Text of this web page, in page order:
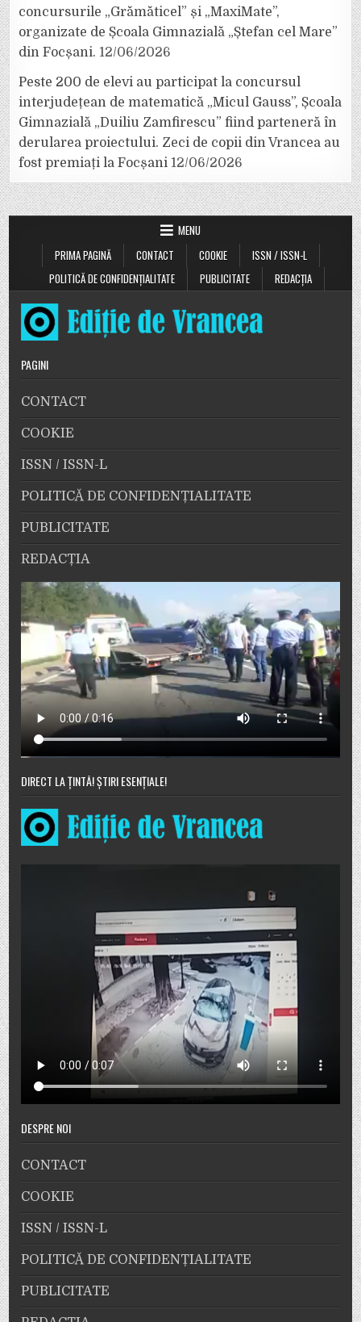
concursurile „Grămăticel” și „MaxiMate”,
organizate de Școala Gimnazială „Ștefan cel Mare”
din Focșani. 12/06/2026
Peste 200 de elevi au participat la concursul
interjudețean de matematică „Micul Gauss”, Școala
Gimnazială „Duiliu Zamfirescu” fiind parteneră în
derularea proiectului. Zeci de copii din Vrancea au
fost premiați la Focșani 12/06/2026
MENU
PRIMA PAGINĂ
CONTACT COOKIE
ISSN / ISSN-L
POLITICĂ DE CONFIDENȚIALITATE
PUBLICITATE REDACȚIA
PAGINI
CONTACT
COOKIE
ISSN / ISSN-L
POLITICĂ DE CONFIDENȚIALITATE
PUBLICITATE
REDACȚIA
DIRECT LA ȚINTĂ! ȘTIRI ESENȚIALE!
DESPRE NOI
CONTACT
COOKIE
ISSN / ISSN-L
POLITICĂ DE CONFIDENȚIALITATE
PUBLICITATE